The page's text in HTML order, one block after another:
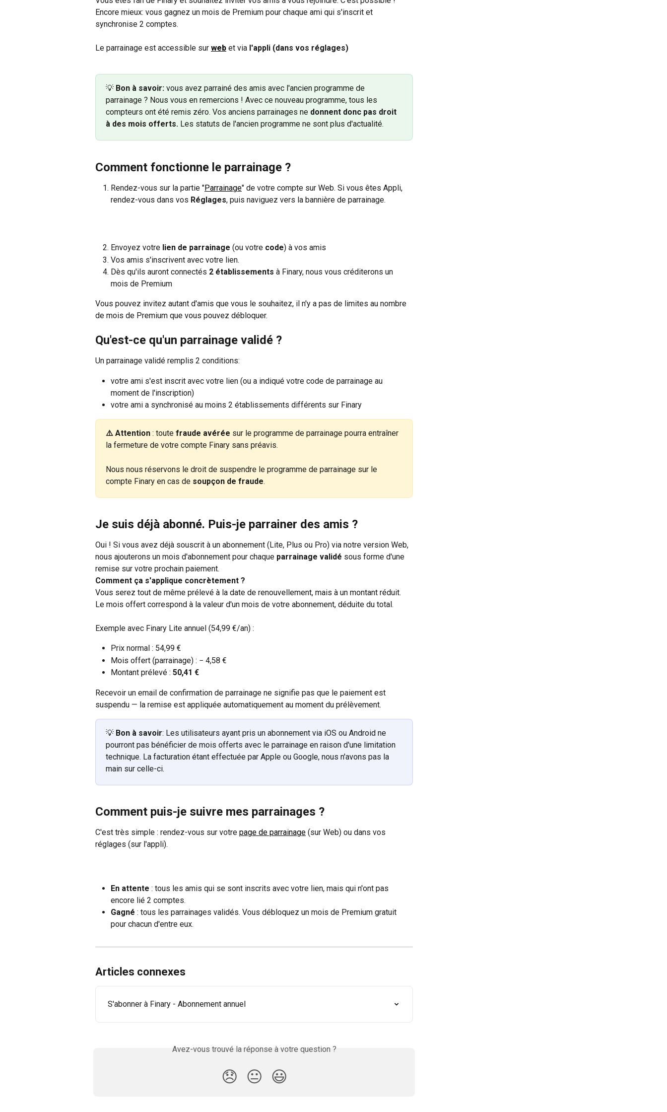
Encore mieux: vous gagnez un mois de Premium pour chaque ami qui s'inscrit et
synchronise 2 comptes.
Le parrainage est accessible sur web et via l'appli (dans vos réglages)
💡 Bon à savoir: vous avez parrainé des amis avec l'ancien programme de
parrainage ? Nous vous en remercions ! Avec ce nouveau programme, tous les
compteurs ont été remis zéro. Vos anciens parrainages ne donnent donc pas droit
à des mois offerts. Les statuts de l'ancien programme ne sont plus d'actualité.
Comment fonctionne le parrainage ?
Rendez-vous sur la partie "Parrainage" de votre compte sur Web. Si vous êtes Appli,
rendez-vous dans vos Réglages, puis naviguez vers la bannière de parrainage.
Envoyez votre lien de parrainage (ou votre code) à vos amis
Vos amis s'inscrivent avec votre lien.
Dès qu'ils auront connectés 2 établissements à Finary, nous vous créditerons un
mois de Premium
Vous pouvez invitez autant d'amis que vous le souhaitez, il n'y a pas de limites au nombre
de mois de Premium que vous pouvez débloquer.
Qu'est-ce qu'un parrainage validé ?
Un parrainage validé remplis 2 conditions:
votre ami s'est inscrit avec votre lien (ou a indiqué votre code de parrainage au
moment de l'inscription)
votre ami a synchronisé au moins 2 établissements différents sur Finary
⚠️ Attention : toute fraude avérée sur le programme de parrainage pourra entraîner
la fermeture de votre compte Finary sans préavis.
Nous nous réservons le droit de suspendre le programme de parrainage sur le
compte Finary en cas de soupçon de fraude.
Je suis déjà abonné. Puis-je parrainer des amis ?
Oui ! Si vous avez déjà souscrit à un abonnement (Lite, Plus ou Pro) via notre version Web,
nous ajouterons un mois d'abonnement pour chaque parrainage validé sous forme d'une
remise sur votre prochain paiement.
Comment ça s'applique concrètement ?
Vous serez tout de même prélevé à la date de renouvellement, mais à un montant réduit.
Le mois offert correspond à la valeur d'un mois de votre abonnement, déduite du total.
Exemple avec Finary Lite annuel (54,99 €/an) :
Prix normal : 54,99 €
Mois offert (parrainage) : − 4,58 €
Montant prélevé : 50,41 €
Recevoir un email de confirmation de parrainage ne signifie pas que le paiement est
suspendu — la remise est appliquée automatiquement au moment du prélèvement.
💡 Bon à savoir: Les utilisateurs ayant pris un abonnement via iOS ou Android ne
pourront pas bénéficier de mois offerts avec le parrainage en raison d'une limitation
technique. La facturation étant effectuée par Apple ou Google, nous n'avons pas la
main sur celle-ci.
Comment puis-je suivre mes parrainages ?
C'est très simple : rendez-vous sur votre page de parrainage (sur Web) ou dans vos
réglages (sur l'appli).
En attente : tous les amis qui se sont inscrits avec votre lien, mais qui n'ont pas
encore lié 2 comptes.
Gagné : tous les parrainages validés. Vous débloquez un mois de Premium gratuit
pour chacun d'entre eux.
Articles connexes
S'abonner à Finary - Abonnement annuel
Avez-vous trouvé la réponse à votre question ?
😞 😐 😃